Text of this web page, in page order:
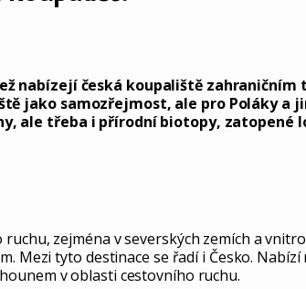
nabízejí česká koupaliště
jako samozřejmost, ale pro Poláky
ale třeba i přírodní biotopy,
zejména v severských zemích a
Mezi tyto destinace se řadí i Česko.
v oblasti cestovního ruchu.